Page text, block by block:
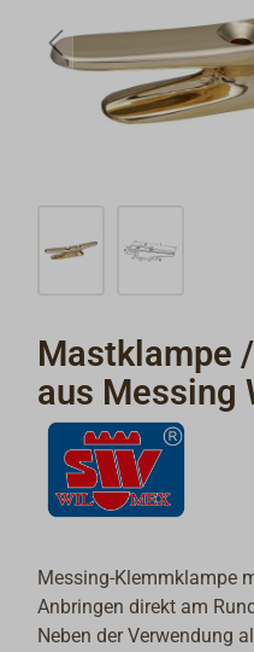
Mastklampe
aus Messing
Messing-Klemmklampe
Anbringen direkt am
Neben der Verwendung